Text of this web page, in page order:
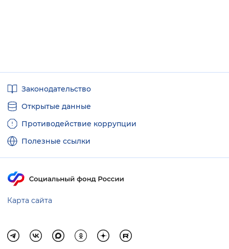
ссылкиЗаконодательство
Открытые данные
Противодействие коррупции
Полезные ссылки
Карта сайта